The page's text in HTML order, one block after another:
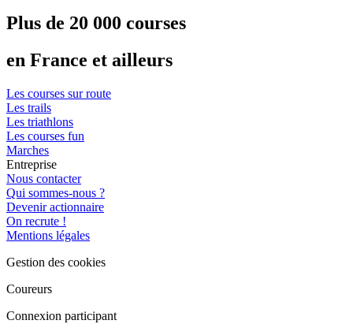
Plus de 20 000 courses
en France et ailleurs
Les courses sur route
Les trails
Les triathlons
Les courses fun
Marches
Entreprise
Nous contacter
Qui sommes-nous ?
Devenir actionnaire
On recrute !
Mentions légales
Gestion des cookies
Coureurs
Connexion participant